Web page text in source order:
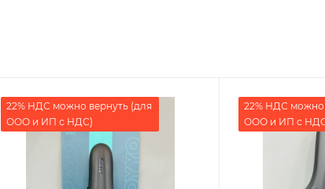
22% НДС можно вернуть (для
ООО и ИП с НДС)
22% НДС можно
ООО и ИП с